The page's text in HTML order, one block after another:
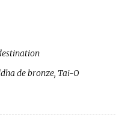
de bronze, Tai-O